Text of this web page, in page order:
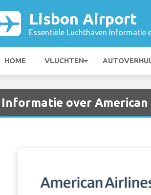
Lisbon Airport
Essentiële Luchthaven Informatie
HOME VLUCHTEN
Informatie over